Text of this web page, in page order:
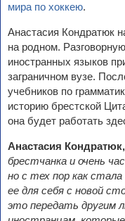
мира по хоккею.
Анастасия Кондратюк
на родном.
иностранных языков
заграничном вузе.
учебников по
историю брестской
она будет работать
Анастасия
брестчанка и очень
но с тех пор как
ее для себя с новой
это передать другим